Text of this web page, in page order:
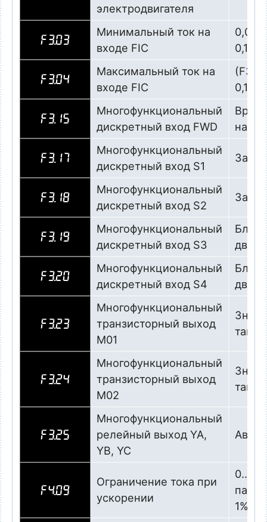
электродвигателя
F3.03
Минимальный ток на
входе FIC
0,1 мА
F3.04
Максимальный ток на
входе FIC
0,1 мА
F3.15
Многофункциональный
дискретный вход FWD
F3.17
Многофункциональный
дискретный вход S1
F3.18
Многофункциональный
дискретный вход S2
F3.19
Многофункциональный
дискретный вход S3
F3.20
Многофункциональный
дискретный вход S4
F3.23
Многофункциональный
транзисторный выход
M01
F3.24
Многофункциональный
транзисторный выход
М02
F3.25
Многофункциональный
релейный выход YA,
YB, YC
F4.09
Ограничение тока при
ускорении
1%